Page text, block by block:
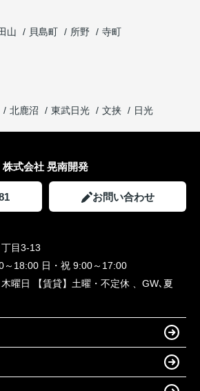
山 貝島町 所野
寺町
北鹿沼 東武日光 文挟 日光
株式会社 晃南開発
お問い合わせ
目3-13
～18:00 日・祝 9:00～17:00
木曜日 【賃貸】土曜・不定休 、GW､夏